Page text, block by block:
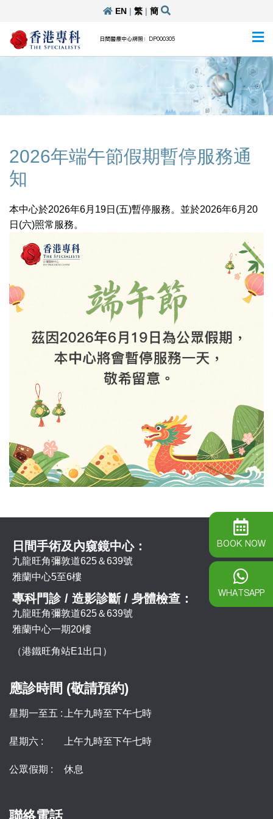
EN| 繁| 簡
日間醫療中心牌照：DP000305
2026年端午節假期暫停服務通
知
本中心於2026年6月19日(五)暫停服務。並於2026年6月20
日(六)照常服務。
日間手術及內窺鏡中心：
九龍旺角彌敦道625＆639號
雅蘭中心5至6樓
專科門診 / 造影診斷 / 身體檢查：
九龍旺角彌敦道625＆639號
雅蘭中心一期20樓
（港鐵旺角站E1出口）
應診時間 (敬請預約)
星期一至五 : 上午九時至下午七時
星期六 : 上午九時至下午七時
公眾假期 : 休息
聯絡電話
BOOK NOW
WHATSAPP